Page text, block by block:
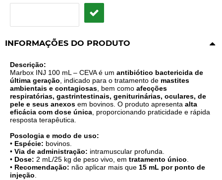
INFORMAÇÕES DO PRODUTO
Descrição:
Marbox INJ 100 mL – CEVA é um antibiótico bactericida de
última geração, indicado para o tratamento de mastites
ambientais e contagiosas, bem como afecções
respiratórias, gastrintestinais, geniturinárias, oculares, de
pele e seus anexos em bovinos. O produto apresenta alta
eficácia com dose única, proporcionando praticidade e rápida
resposta terapêutica.
Posologia e modo de uso:
• Espécie: bovinos.
• Via de administração: intramuscular profunda.
• Dose: 2 mL/25 kg de peso vivo, em tratamento único.
• Recomendação: não aplicar mais que 15 mL por ponto de
injeção.